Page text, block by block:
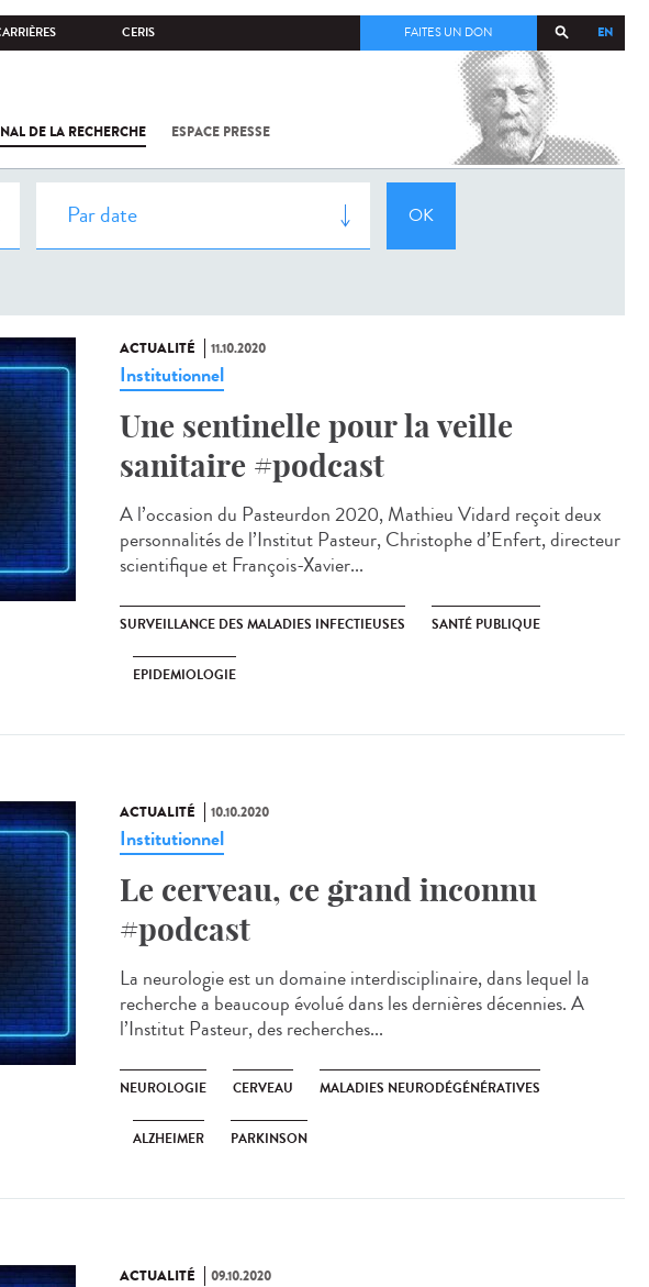
CERIS EN
FAITES UN DON
DE LA RECHERCHE ESPACE PRESSE
COV-2 /
L'INSTITUT
PASTEUR
ACTUALITÉ 11.10.2020
Institutionnel
Une sentinelle pour la veille
sanitaire #podcast
A l’occasion du Pasteurdon 2020, Mathieu Vidard reçoit deux
personnalités de l’Institut Pasteur, Christophe d’Enfert, directeur
scientifique et François-Xavier...
SURVEILLANCE DES MALADIES INFECTIEUSES SANTÉ PUBLIQUE
EPIDEMIOLOGIE
ACTUALITÉ 10.10.2020
Institutionnel
Le cerveau, ce grand inconnu
#podcast
La neurologie est un domaine interdisciplinaire, dans lequel la
recherche a beaucoup évolué dans les dernières décennies. A
l’Institut Pasteur, des recherches...
NEUROLOGIE CERVEAU MALADIES NEURODÉGÉNÉRATIVES
ALZHEIMER PARKINSON
ACTUALITÉ 09.10.2020